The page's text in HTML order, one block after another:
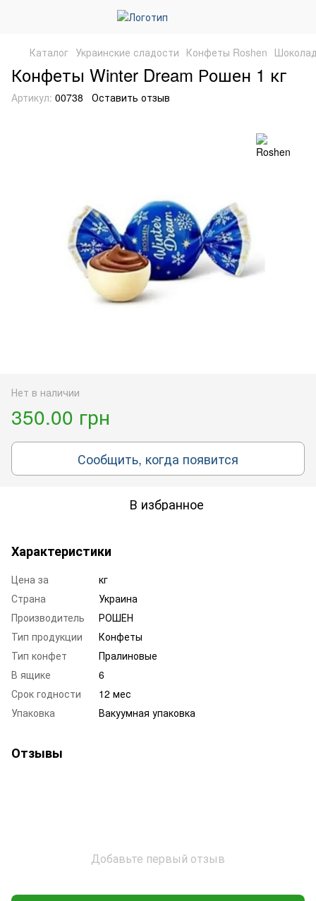
Каталог Украинские сладости Конфеты Roshen
Конфеты Winter Dream Рошен 1 кг
Артикул: 00738 Оставить отзыв
Нет в наличии
350.00 грн
Сообщить, когда появится
В избранное
Характеристики
Цена за
кг
Страна
Украина
Производитель
РОШЕН
Тип продукции
Конфеты
Тип конфет
Пралиновые
В ящике
6
Срок годности
12 мес
Упаковка
Вакуумная упаковка
Отзывы
Добавьте первый отзыв